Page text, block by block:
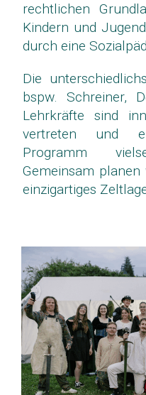
rechtlichen
Kindern und
durch eine
Die
bspw. Schreiner,
Lehrkräfte sind
vertreten und
Programm
Gemeinsam
einzigartiges